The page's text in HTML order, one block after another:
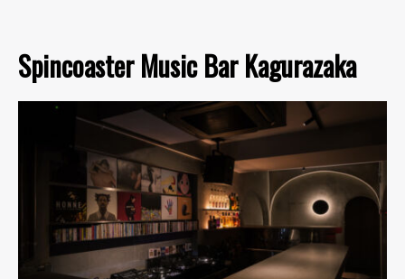
Spincoaster Music Bar Kagurazaka